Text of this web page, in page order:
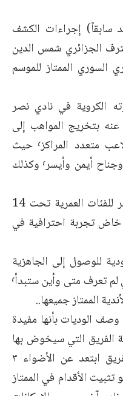
سابقاً) إجراءات الكشف
الجزائري شمس الدين
السوري الممتاز للموسم
الكروية في نادي نصر
بتخريج المواهب إلى
الدوريات الأوروبية كافة، وهو لاعب متعدد المراكز٬ حيث
يجيد اللعب في مركز صانع لعب وجناح أيمن وأيسر٬ وكذلك
كما سبق له تمثيل منتخب الجزائر للفئات العمرية تحت 14
تحت 18 عاماً، و خاض تجربة احترافية في
للوصول إلى الجاهزية
المطلوبة قبل انطلاقة الدوري التي لم تعرف متى وأين ستبدأ٬
الممتاز جميعها..
الوديات بأنها مفيدة
الفريق التي سيخوض بها
غمار الدوري الممتاز علماً أنّ الفريق ابتعد عن الأضواء ٣
هو تثبيت الأقدام في الممتاز